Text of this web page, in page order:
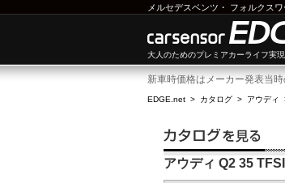
メルセデスベンツ ・ フォルクスワ
大人のためのプレミアカーライフ実
新車時価格はメーカー発表当
EDGE.net > カタログ > アウディ
アウディ Q2 35